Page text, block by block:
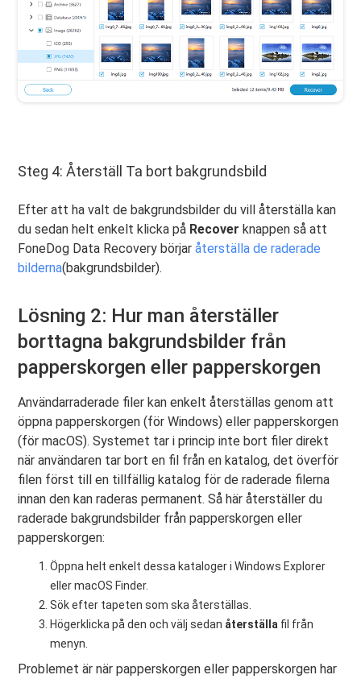
Steg 4: Återställ Ta bort bakgrundsbild
Efter att ha valt de bakgrundsbilder du vill återställa kan
du sedan helt enkelt klicka på Recover knappen så att
FoneDog Data Recovery börjaråterställa de raderade
bilderna(bakgrundsbilder).
Lösning 2: Hur man återställer
borttagna bakgrundsbilder från
papperskorgen eller papperskorgen
Användarraderade filer kan enkelt återställas genom att
öppna papperskorgen (för Windows) eller papperskorgen
(för macOS). Systemet tar i princip inte bort filer direkt
när användaren tar bort en fil från en katalog, det överför
filen först till en tillfällig katalog för de raderade filerna
innan den kan raderas permanent. Så här återställer du
raderade bakgrundsbilder från papperskorgen eller
papperskorgen:
Öppna helt enkelt dessa kataloger i Windows Explorer
eller macOS Finder.
Sök efter tapeten som ska återställas.
Högerklicka på den och välj sedan återställa fil från
menyn.
Problemet är när papperskorgen eller papperskorgen har